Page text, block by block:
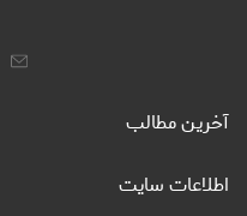
آخرین مطالب
اطلاعات سایت